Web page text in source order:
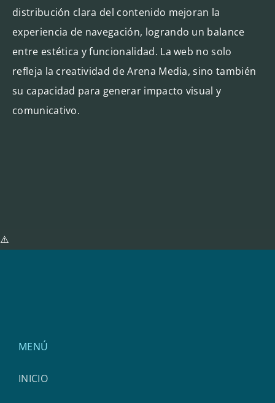
distribución clara del contenido mejoran la
experiencia de navegación, logrando un balance
entre estética y funcionalidad. La web no solo
refleja la creatividad de Arena Media, sino también
su capacidad para generar impacto visual y
comunicativo.
MENÚ
INICIO